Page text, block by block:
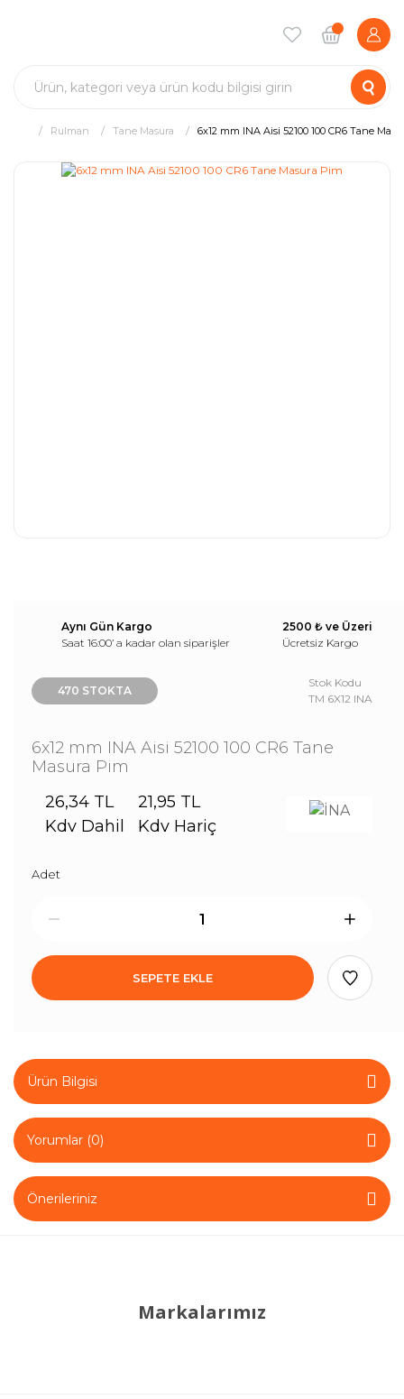
Rulman Tane Masura 6x12 mm INA Aisi 52100 100 CR6 Tane
Aynı Gün Kargo
Saat 16:00’ a kadar olan siparişler
2500 ₺ ve Üzeri
Ücretsiz Kargo
470 STOKTA
Stok Kodu
TM 6X12 INA
6x12 mm INA Aisi 52100 100 CR6 Tane
Masura Pim
26,34 TL
Kdv Dahil
21,95 TL
Kdv Hariç
Adet
SEPETE EKLE
Ürün Bilgisi
Yorumlar (0)
Önerileriniz
Markalarımız